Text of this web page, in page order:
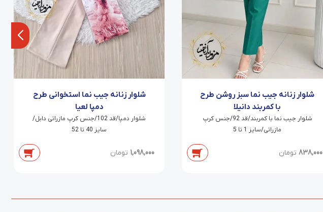
شلوار زنانه جیب نما سبز روشن طرح
با کمربند دانیلا
شلوار جیب نما با کمربند/قد 92/جنس کرپ
مازراتی/سایز 1 تا 5
838,000 تومان
شلوار زنانه جیب نما استخوانی طرح
دمپا لعیا
شلوار دمپا/قد 102/جنس کرپ مازراتی دابل/
سایز 40 تا 52
1,098,000 تومان